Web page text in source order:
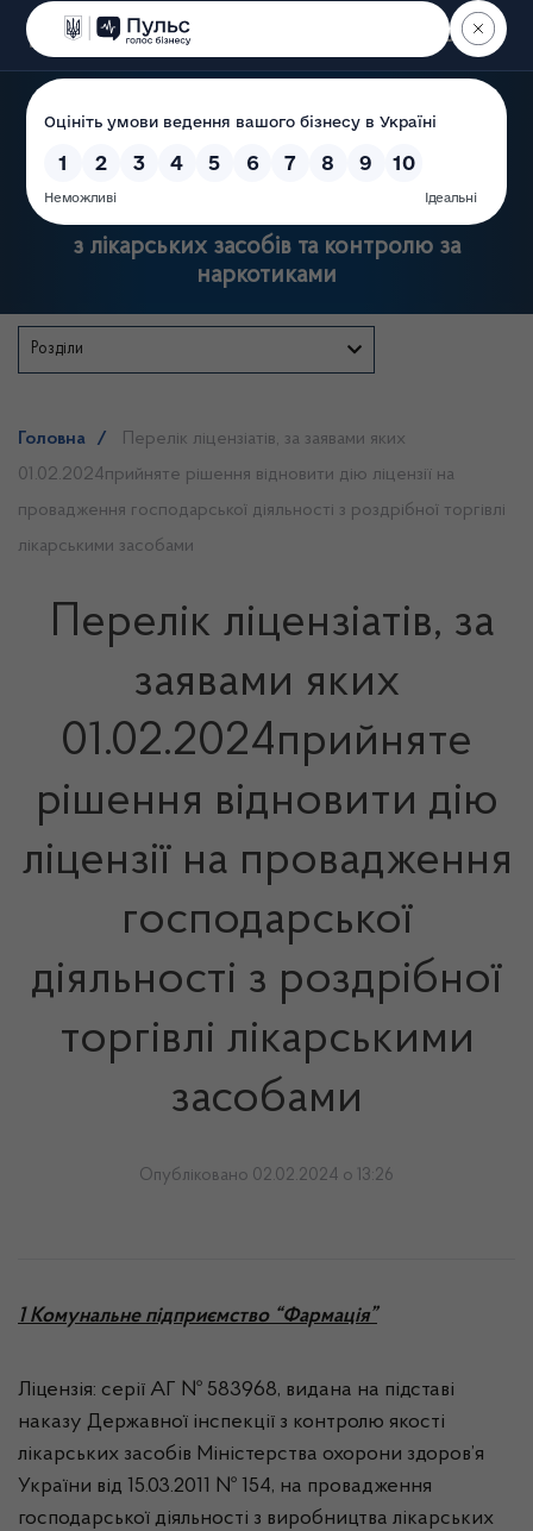
Пошук
Державна служба України
з лікарських засобів та контролю за
наркотиками
Розділи
Головна /
Перелік ліцензіатів, за заявами яких
01.02.2024прийняте рішення відновити дію ліцензії на
провадження господарської діяльності з роздрібної торгівлі
лікарськими засобами
Перелік ліцензіатів, за
заявами яких
01.02.2024прийняте
рішення відновити дію
ліцензії на провадження
господарської
діяльності з роздрібної
торгівлі лікарськими
засобами
Опубліковано 02.02.2024 о 13:26
1 Комунальне підприємство “Фармація”
Ліцензія: серії АГ № 583968, видана на підставі
наказу Державної інспекції з контролю якості
лікарських засобів Міністерства охорони здоров’я
України від 15.03.2011 № 154, на провадження
господарської діяльності з виробництва лікарських